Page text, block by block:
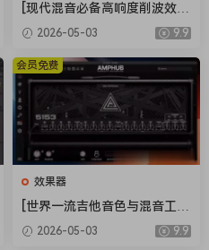
[现代混音必备高响度削波效果
插件] Audioloom Maciel Aud
io Deux Clipper v1.0.0 [WiN,
MacOSX]（34.5MB+145MB)
2026-05-03 9.9
效果器
[世界一流吉他音色与混音工具
全套合集] STL Tones Bundle
v2026.04 [WiN, MacOSX]（1.
2026-05-03 9.9
会员免费